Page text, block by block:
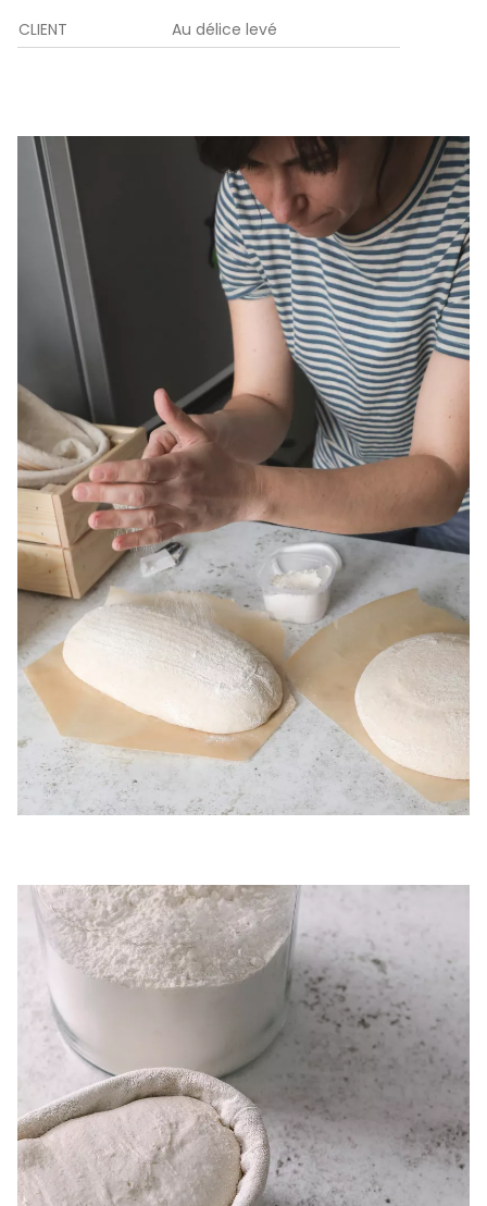
CLIENT Au délice levé